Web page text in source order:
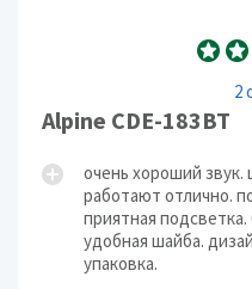
2
Alpine CDE-183BT
очень хороший звук.
работают отлично.
приятная
удобная шайба.
упаковка.